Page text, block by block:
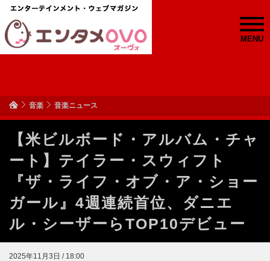
MENU
音楽 音楽ニュース
【米ビルボード・アルバム・チャ
ート】テイラー・スウィフト
『ザ・ライフ・オブ・ア・ショー
ガール』4週連続首位、ダニエ
ル・シーザーらTOP10デビュー
2025年11月3日 / 18:00